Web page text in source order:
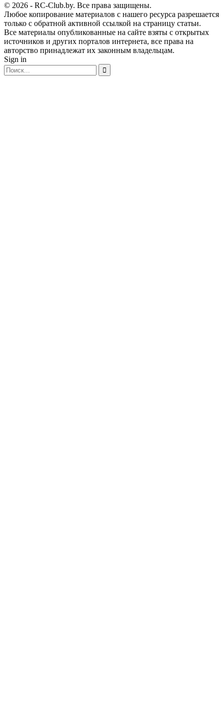
© 2026 - RC-Club.by. Все права защищены.
Любое копирование материалов с нашего ресурса разрешается
только с обратной активной ссылкой на страницу статьи.
Все материалы опубликованные на сайте взяты с открытых
источников и других порталов интернета, все права на
авторство принадлежат их законным владельцам.
Sign in